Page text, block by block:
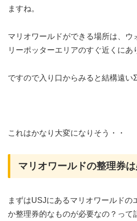
ますね。
マリオワールドができる場所は、ウ
リーポッターエリアのすぐ近くにあ
ですので入り口からみると結構遠い
これはかなり大変になりそう・・
マリオワールドの整理券
まずはUSJにあるマリオワールドの
か整理券的なものが必要なの？って